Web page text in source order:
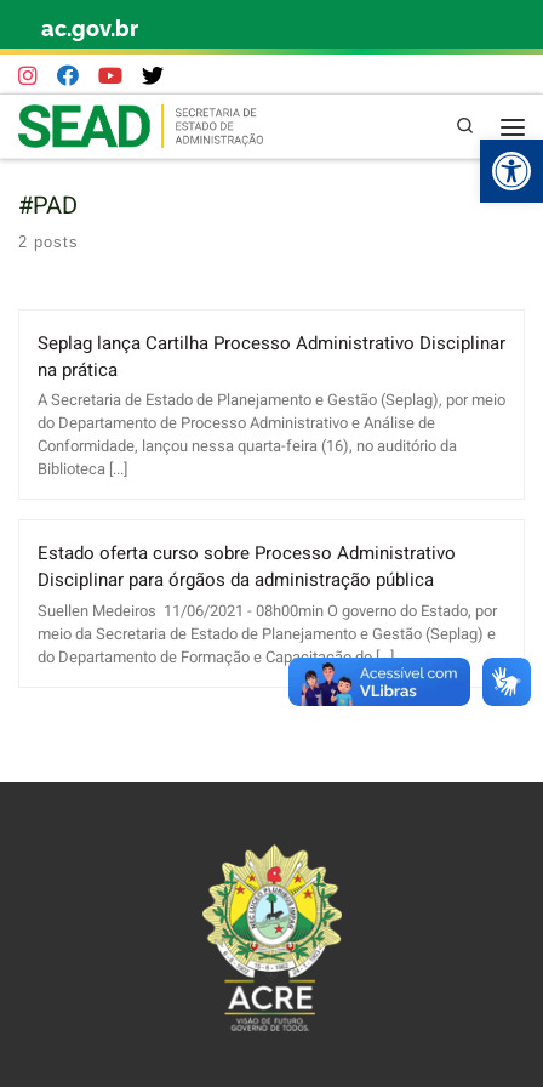
Skip to content
ac.gov.br
Pesquisa
#PAD
2 posts
Seplag lança Cartilha Processo Administrativo Disciplinar
na prática
A Secretaria de Estado de Planejamento e Gestão (Seplag), por meio
do Departamento de Processo Administrativo e Análise de
Conformidade, lançou nessa quarta-feira (16), no auditório da
Biblioteca [...]
Estado oferta curso sobre Processo Administrativo
Disciplinar para órgãos da administração pública
Suellen Medeiros 11/06/2021 - 08h00min O governo do Estado, por
meio da Secretaria de Estado de Planejamento e Gestão (Seplag) e
do Departamento de Formação e Capacitação do [...]